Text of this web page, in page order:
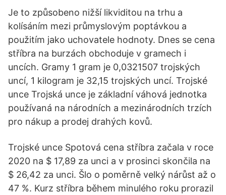
Je to způsobeno nižší likviditou na trhu a
kolísáním mezi průmyslovým poptávkou a
použitím jako uchovatele hodnoty. Dnes se cena
stříbra na burzách obchoduje v gramech i
uncích. Gramy 1 gram je 0,0321507 trojských
uncí, 1 kilogram je 32,15 trojských uncí. Trojské
unce Trojská unce je základní váhová jednotka
používaná na národních a mezinárodních trzích
pro nákup a prodej drahých kovů.
Trojské unce Spotová cena stříbra začala v roce
2020 na $ 17,89 za unci a v prosinci skončila na
$ 26,42 za unci. Šlo o poměrně velký nárůst až o
47 %. Kurz stříbra během minulého roku prorazil